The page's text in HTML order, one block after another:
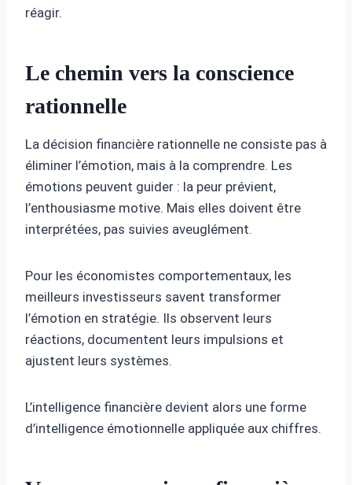
réagir.
Le chemin vers la conscience
rationnelle
La décision financière rationnelle ne consiste pas à
éliminer l’émotion, mais à la comprendre. Les
émotions peuvent guider : la peur prévient,
l’enthousiasme motive. Mais elles doivent être
interprétées, pas suivies aveuglément.
Pour les économistes comportementaux, les
meilleurs investisseurs savent transformer
l’émotion en stratégie. Ils observent leurs
réactions, documentent leurs impulsions et
ajustent leurs systèmes.
L’intelligence financière devient alors une forme
d’intelligence émotionnelle appliquée aux chiffres.